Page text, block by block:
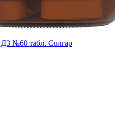
Д3 №60 табл. Солгар